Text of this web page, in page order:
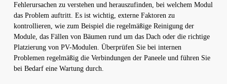
Fehlerursachen zu verstehen und herauszufinden, bei welchem ​​Modul
das Problem auftritt. Es ist wichtig, externe Faktoren zu
kontrollieren, wie zum Beispiel die regelmäßige Reinigung der
Module, das Fällen von Bäumen rund um das Dach oder die richtige
Platzierung von PV-Modulen. Überprüfen Sie bei internen
Problemen regelmäßig die Verbindungen der Paneele und führen Sie
bei Bedarf eine Wartung durch.